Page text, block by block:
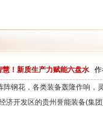
慧！新质生产力赋能六盘水 作
钢花，各类装备轰隆作响，
济开发区的贵州誉能装备(集